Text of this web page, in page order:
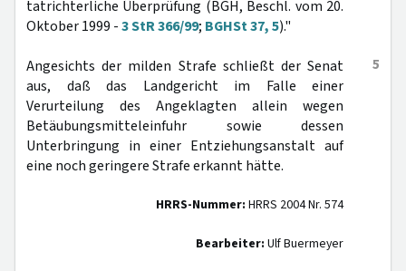
tatrichterliche Überprüfung (BGH, Beschl. vom 20.
Oktober 1999 -3 StR 366/99; BGHSt 37, 5)."
5
Angesichts der milden Strafe schließt der Senat
aus, daß das Landgericht im Falle einer
Verurteilung des Angeklagten allein wegen
Betäubungsmitteleinfuhr sowie dessen
Unterbringung in einer Entziehungsanstalt auf
eine noch geringere Strafe erkannt hätte.
HRRS-Nummer: HRRS 2004 Nr. 574
Bearbeiter: Ulf Buermeyer